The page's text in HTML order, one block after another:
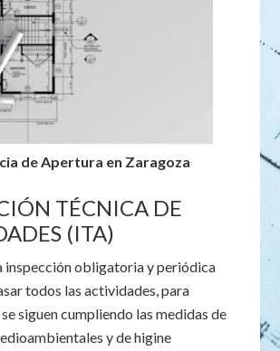
de Apertura en Zaragoza
TÉCNICA DE
(ITA)
inspección obligatoria y periódica
todos las actividades, para
siguen cumpliendo las medidas de
y de higine